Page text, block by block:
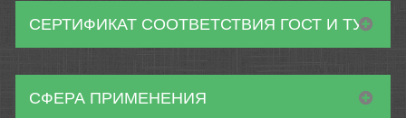
СЕРТИФИКАТ СООТВЕТСТВИЯ ГОСТ И ТУ
СФЕРА ПРИМЕНЕНИЯ